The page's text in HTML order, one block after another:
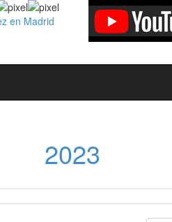
2023